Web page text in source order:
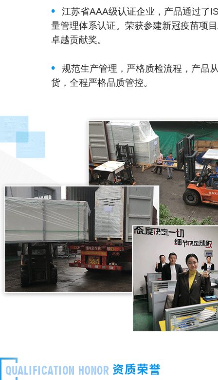
•
江苏省AAA级认证企业，产品通过了
量管理体系认证。荣获参建新冠疫苗项
卓越贡献奖。
•
规范生产管理，严格质检流程，产品
货，全程严格品质管控。